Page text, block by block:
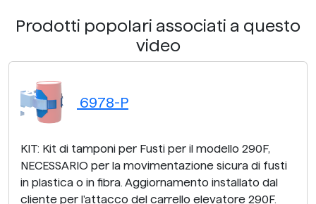
Prodotti popolari associati a questo
video
6978-P
KIT: Kit di tamponi per Fusti per il modello 290F,
NECESSARIO per la movimentazione sicura di fusti
in plastica o in fibra. Aggiornamento installato dal
cliente per l'attacco del carrello elevatore 290F.